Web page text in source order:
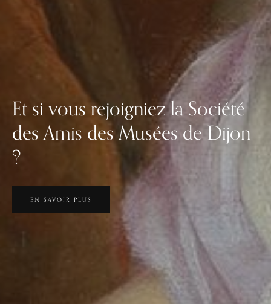
Et si vous rejoigniez la Société
des Amis des Musées de Dijon
?
EN SAVOIR PLUS